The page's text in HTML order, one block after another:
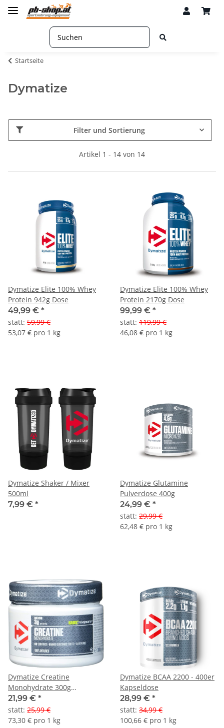
Startseite
Dymatize
Filter und Sortierung
Artikel 1 - 14 von 14
Dymatize Elite 100% Whey
Protein 942g Dose
49,99 € *
statt: 59,99 €
53,07 € pro 1 kg
Dymatize Elite 100% Whey
Protein 2170g Dose
99,99 € *
statt: 119,99 €
46,08 € pro 1 kg
Dymatize Shaker / Mixer
500ml
7,99 € *
Dymatize Glutamine
Pulverdose 400g
24,99 € *
statt: 29,99 €
62,48 € pro 1 kg
Dymatize Creatine
Monohydrate 300g
Pulverdose
21,99 € *
statt: 25,99 €
73,30 € pro 1 kg
Dymatize BCAA 2200 - 400er
Kapseldose
28,99 € *
statt: 34,99 €
100,66 € pro 1 kg